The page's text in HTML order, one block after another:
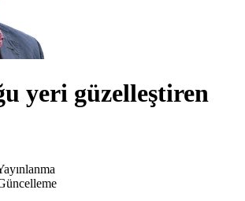
yeri güzelleştiren